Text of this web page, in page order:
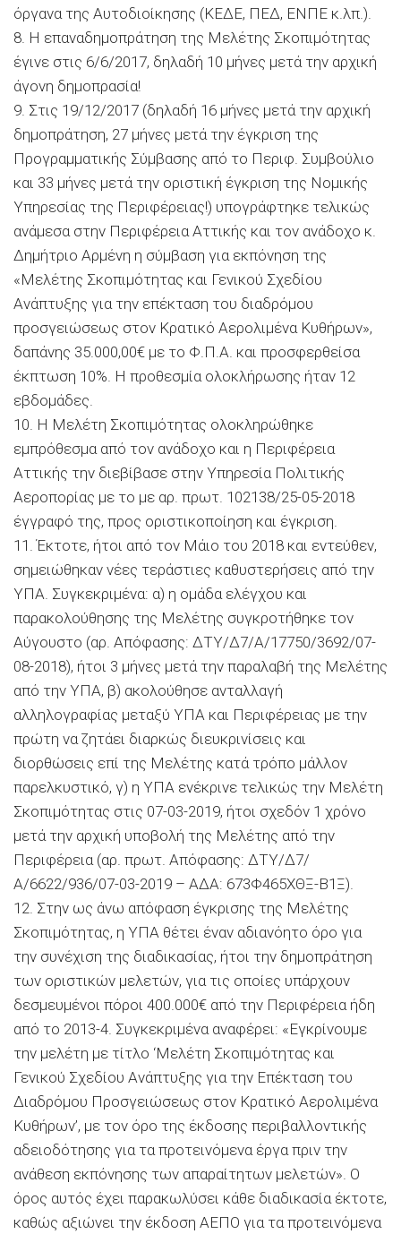
όργανα της Αυτοδιοίκησης (ΚΕΔΕ, ΠΕΔ, ΕΝΠΕ κ.λπ.).
8. Η επαναδημοπράτηση της Μελέτης Σκοπιμότητας
έγινε στις 6/6/2017, δηλαδή 10 μήνες μετά την αρχική
άγονη δημοπρασία!
9. Στις 19/12/2017 (δηλαδή 16 μήνες μετά την αρχική
δημοπράτηση, 27 μήνες μετά την έγκριση της
Προγραμματικής Σύμβασης από το Περιφ. Συμβούλιο
και 33 μήνες μετά την οριστική έγκριση της Νομικής
Υπηρεσίας της Περιφέρειας!) υπογράφτηκε τελικώς
ανάμεσα στην Περιφέρεια Αττικής και τον ανάδοχο κ.
Δημήτριο Αρμένη η σύμβαση για εκπόνηση της
«Μελέτης Σκοπιμότητας και Γενικού Σχεδίου
Ανάπτυξης για την επέκταση του διαδρόμου
προσγειώσεως στον Κρατικό Αερολιμένα Κυθήρων»,
δαπάνης 35.000,00€ με το Φ.Π.Α. και προσφερθείσα
έκπτωση 10%. Η προθεσμία ολοκλήρωσης ήταν 12
εβδομάδες.
10. Η Μελέτη Σκοπιμότητας ολοκληρώθηκε
εμπρόθεσμα από τον ανάδοχο και η Περιφέρεια
Αττικής την διεβίβασε στην Υπηρεσία Πολιτικής
Αεροπορίας με το με αρ. πρωτ. 102138/25-05-2018
έγγραφό της, προς οριστικοποίηση και έγκριση.
11. Έκτοτε, ήτοι από τον Μάιο του 2018 και εντεύθεν,
σημειώθηκαν νέες τεράστιες καθυστερήσεις από την
ΥΠΑ. Συγκεκριμένα: α) η ομάδα ελέγχου και
παρακολούθησης της Μελέτης συγκροτήθηκε τον
Αύγουστο (αρ. Απόφασης: ΔΤΥ/Δ7/Α/17750/3692/07-
08-2018), ήτοι 3 μήνες μετά την παραλαβή της Μελέτης
από την ΥΠΑ, β) ακολούθησε ανταλλαγή
αλληλογραφίας μεταξύ ΥΠΑ και Περιφέρειας με την
πρώτη να ζητάει διαρκώς διευκρινίσεις και
διορθώσεις επί της Μελέτης κατά τρόπο μάλλον
παρελκυστικό, γ) η ΥΠΑ ενέκρινε τελικώς την Μελέτη
Σκοπιμότητας στις 07-03-2019, ήτοι σχεδόν 1 χρόνο
μετά την αρχική υποβολή της Μελέτης από την
Περιφέρεια (αρ. πρωτ. Απόφασης: ΔΤΥ/Δ7/
Α/6622/936/07-03-2019 – ΑΔΑ: 673Φ465ΧΘΞ-Β1Ξ).
12. Στην ως άνω απόφαση έγκρισης της Μελέτης
Σκοπιμότητας, η ΥΠΑ θέτει έναν αδιανόητο όρο για
την συνέχιση της διαδικασίας, ήτοι την δημοπράτηση
των οριστικών μελετών, για τις οποίες υπάρχουν
δεσμευμένοι πόροι 400.000€ από την Περιφέρεια ήδη
από το 2013-4. Συγκεκριμένα αναφέρει: «Εγκρίνουμε
την μελέτη με τίτλο ‘Μελέτη Σκοπιμότητας και
Γενικού Σχεδίου Ανάπτυξης για την Επέκταση του
Διαδρόμου Προσγειώσεως στον Κρατικό Αερολιμένα
Κυθήρων’, με τον όρο της έκδοσης περιβαλλοντικής
αδειοδότησης για τα προτεινόμενα έργα πριν την
ανάθεση εκπόνησης των απαραίτητων μελετών». Ο
όρος αυτός έχει παρακωλύσει κάθε διαδικασία έκτοτε,
καθώς αξιώνει την έκδοση ΑΕΠΟ για τα προτεινόμενα